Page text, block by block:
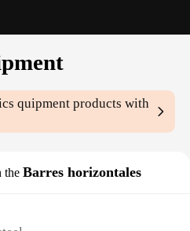
quipment products with
the Barres horizontales